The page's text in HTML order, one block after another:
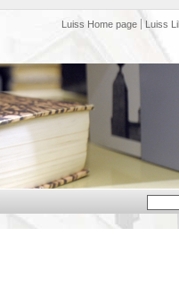
Luiss Home page Luiss